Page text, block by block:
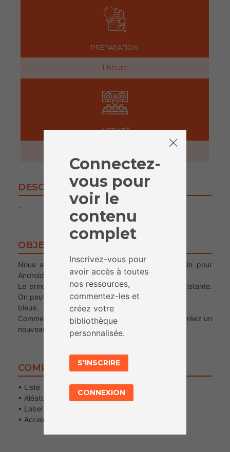
PRÉPARATION
1 heure
ACTIVITÉ
DESCRIPTION
–
OBJECTIFS
Nous allons ici réaliser une application de dessin pour
Androïd
Le principe est de dessiner sur une image préexistante.
On peut choisir parmi les couleurs rouge, verte et
bleue.
Commencez par vous connecter à App Inventor, créez un
nouveau projet, et appelez-le « Dessin ».
COMPÉTENCES TRAVAILLÉES
• Liste
• Aléatoire
• Label
• AccelerometerSensor
Connectez-
vous pour
voir le
contenu
complet
Inscrivez-vous pour
avoir accès à toutes
nos ressources,
commentez-les et
créez votre
bibliothèque
personnalisée.
S'INSCRIRE
CONNEXION